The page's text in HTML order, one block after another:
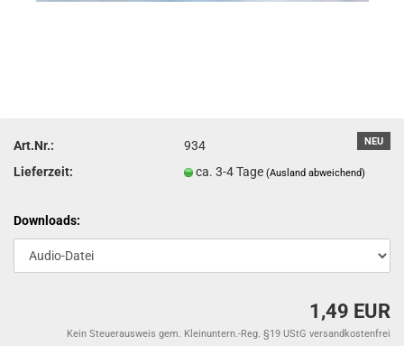
NEU
Art.Nr.:
934
Lieferzeit:
ca. 3-4 Tage(Ausland abweichend)
Downloads:
1,49 EUR
Kein Steuerausweis gem. Kleinuntern.-Reg. §19 UStG versandkostenfrei